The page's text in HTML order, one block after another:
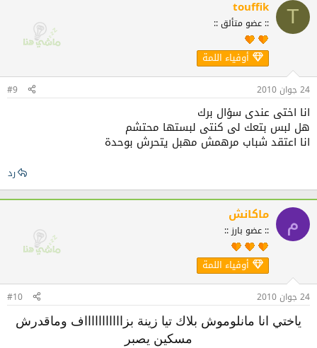
T
touffik
:: عضو متألق ::
أوفياء اللمة
24 جوان 2010 #9
انا اختى عندى سؤال برك
هل لبس بتعك لى كنتى لبستها محتشم
انا اعتقد شباب مرهمش مهبل يتحرش بوحدة
رد
م ماكانش
:: عضو بارز ::
أوفياء اللمة
24 جوان 2010 #10
ياختي انا مانلوموش بلاك تيا زينة بزاااااااااااف وماقدرش
مسكين يصبر